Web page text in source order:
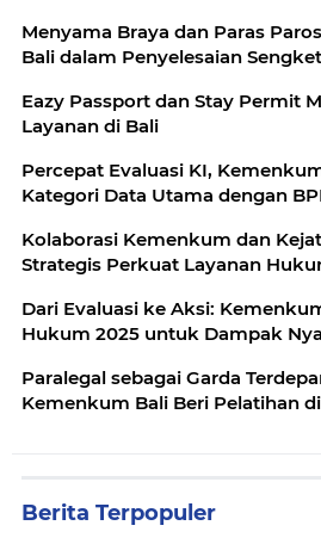
Menyama Braya dan Paras
Bali dalam Penyelesaian
Eazy Passport dan Stay Permit
Layanan di Bali
Percepat Evaluasi KI,
Kategori Data Utama dengan
Kolaborasi Kemenkum dan
Strategis Perkuat Layanan
Dari Evaluasi ke Aksi:
Hukum 2025 untuk Dampak
Paralegal sebagai Garda
Kemenkum Bali Beri Pelatihan
Berita Terpopuler